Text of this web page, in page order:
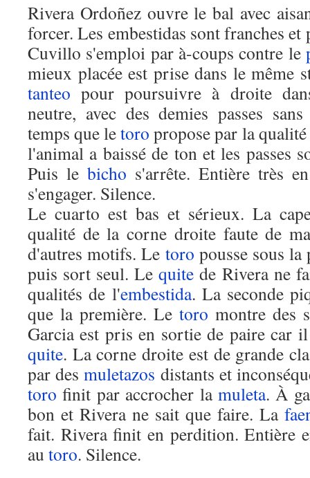
Rivera Ordoñez ouvre le bal avec
forcer. Les embestidas sont franches
Cuvillo s'emploi par à-coups contre le
mieux placée est prise dans le même
tanteo pour poursuivre à droite
neutre, avec des demies passes
temps que letoro propose par la
l'animal a baissé de ton et les passes
Puis le bicho s'arrête. Entière très
s'engager. Silence.
Le cuarto est bas et sérieux. La
qualité de la corne droite faute de
d'autres motifs. Le toro pousse sous
puis sort seul. Lequite de Rivera ne
qualités de l'embestida. La seconde
que la première. Le toro montre des
Garcia est pris en sortie de paire car
quite. La corne droite est de grande
par desmuletazos distants et
toro finit par accrocher la muleta. À
bon et Rivera ne sait que faire. La
fait. Rivera finit en perdition. Entière
au toro. Silence.